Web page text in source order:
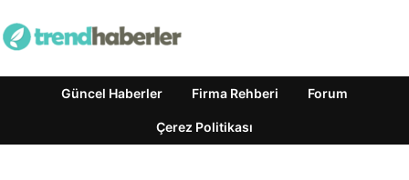
Güncel Haberler Firma Rehberi Forum
Çerez Politikası